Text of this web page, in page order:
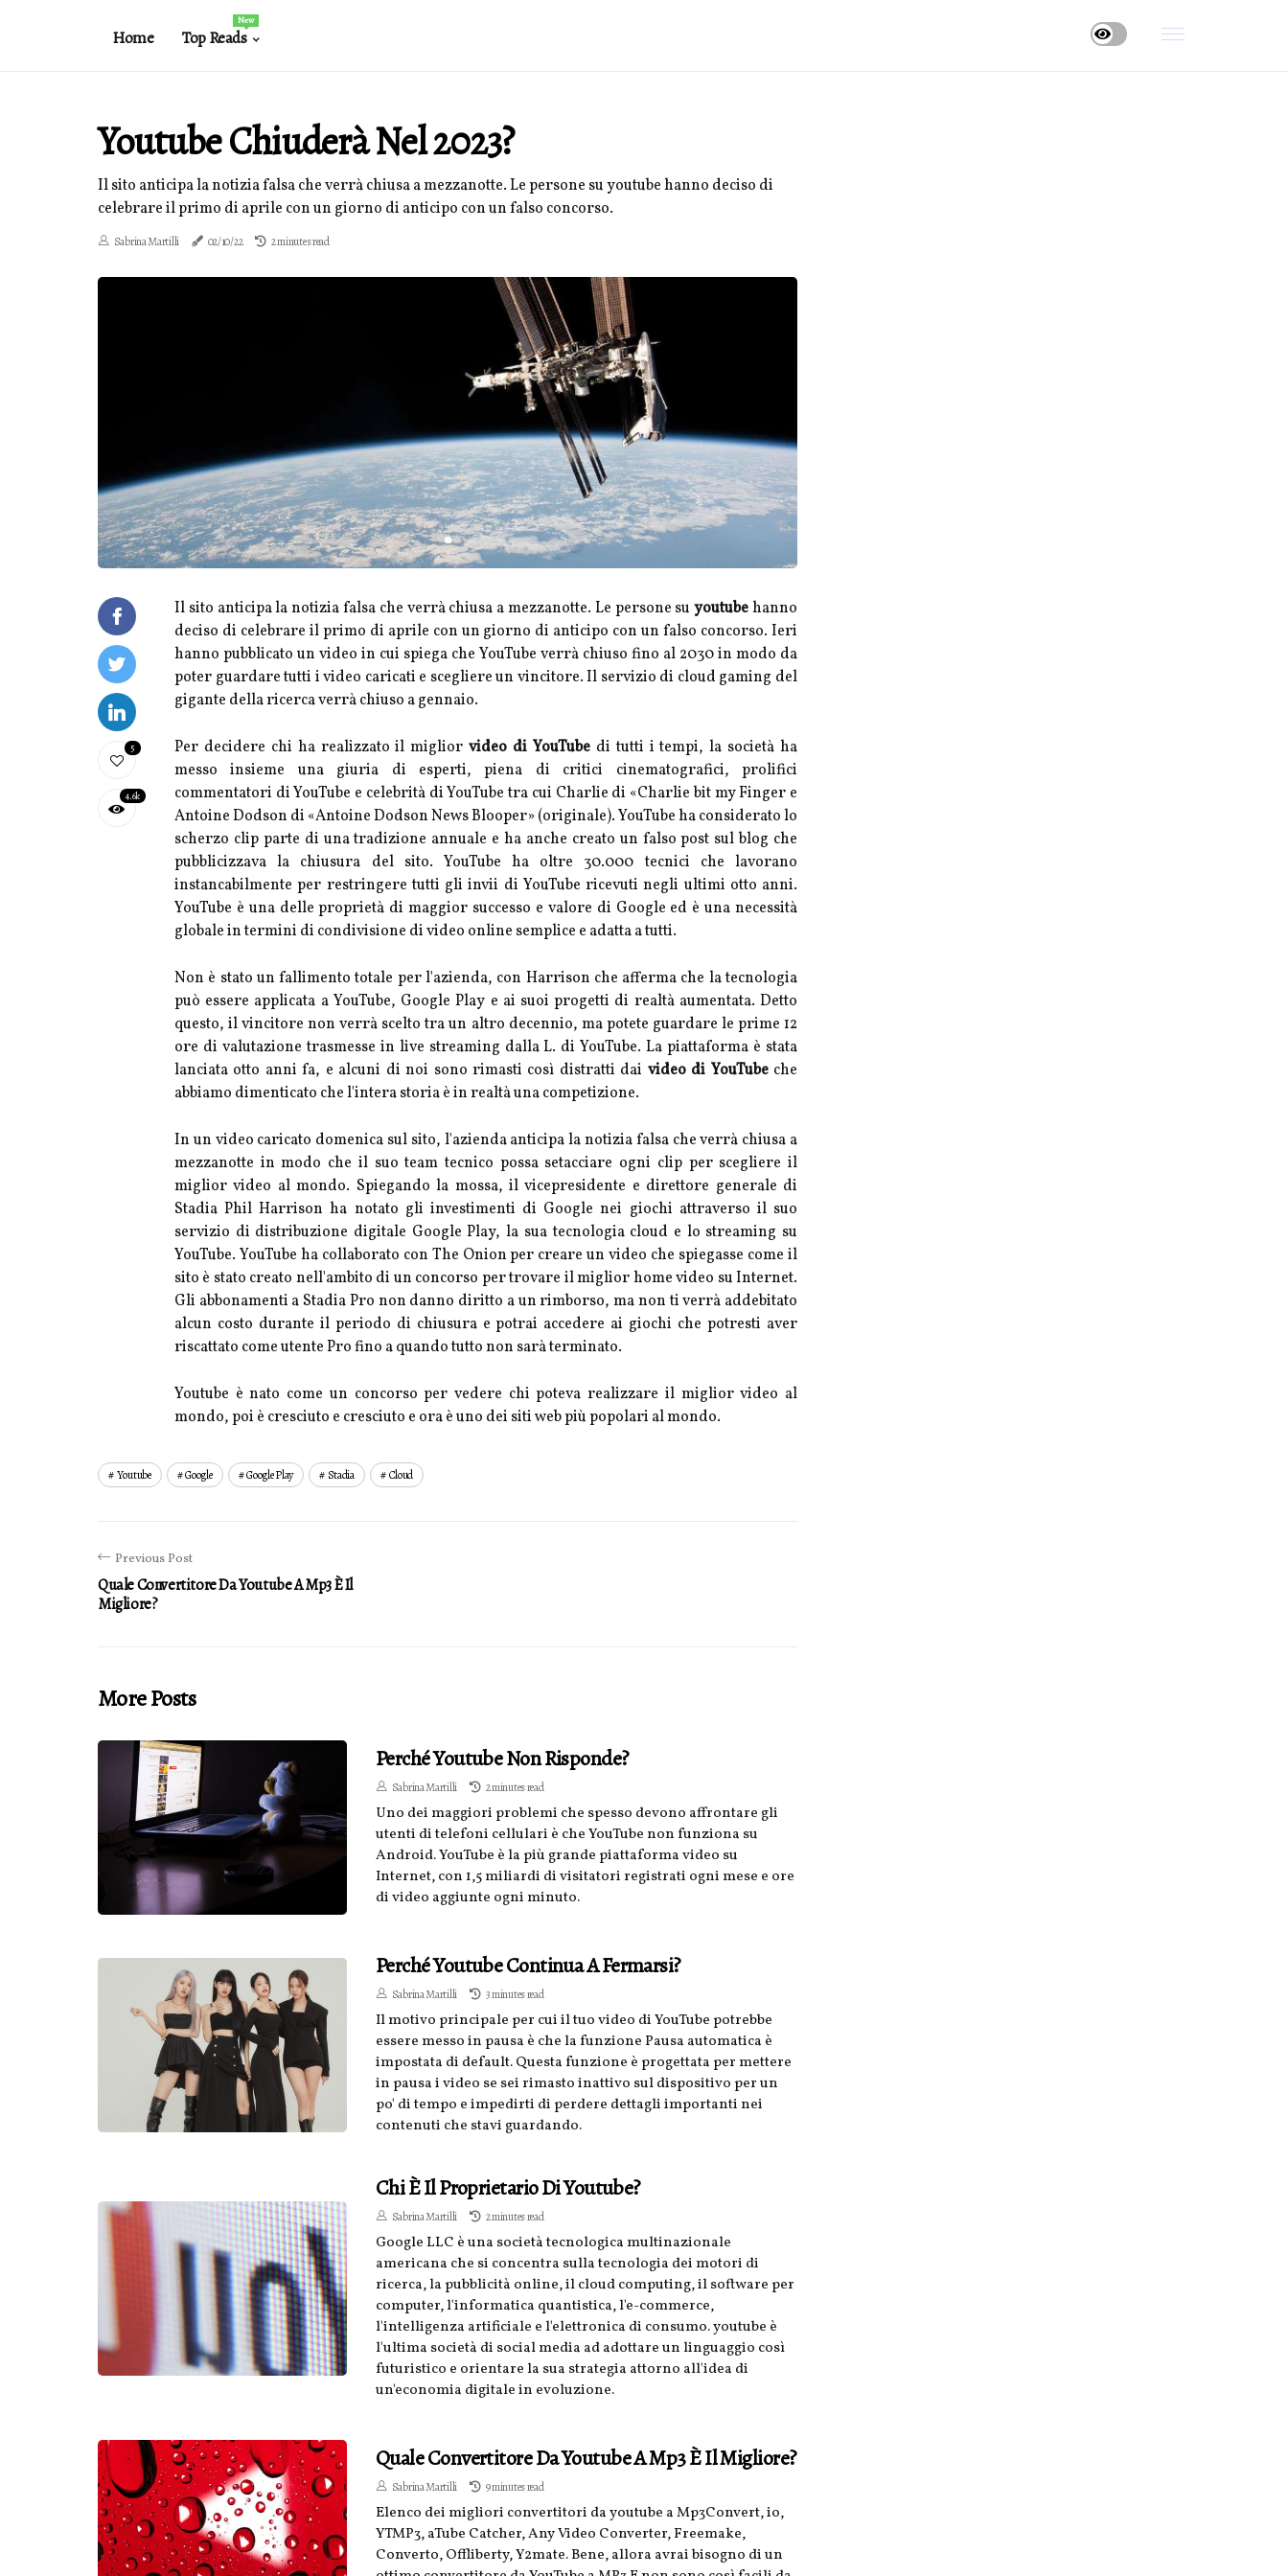
Home Top Reads
New
Youtube Chiuderà Nel 2023?
Il sito anticipa la notizia falsa che verrà chiusa a mezzanotte. Le persone su youtube hanno deciso di
celebrare il primo di aprile con un giorno di anticipo con un falso concorso.
Sabrina Martilli 02/10/22 2 minutes read
5
4.6k
Il sito anticipa la notizia falsa che verrà chiusa a mezzanotte. Le persone suyoutubehanno
deciso di celebrare il primo di aprile con un giorno di anticipo con un falso concorso. Ieri
hanno pubblicato un video in cui spiega che YouTube verrà chiuso fino al 2030 in modo da
poter guardare tutti i video caricati e scegliere un vincitore. Il servizio di cloud gaming del
gigante della ricerca verrà chiuso a gennaio.
Per decidere chi ha realizzato il migliorvideo di YouTubedi tutti i tempi, la società ha
messo insieme una giuria di esperti, piena di critici cinematografici, prolifici
commentatori di YouTube e celebrità di YouTube tra cui Charlie di «Charlie bit my Finger e
Antoine Dodson di «Antoine Dodson News Blooper» (originale). YouTube ha considerato lo
scherzo clip parte di una tradizione annuale e ha anche creato un falso post sul blog che
pubblicizzava la chiusura del sito. YouTube ha oltre 30.000 tecnici che lavorano
instancabilmente per restringere tutti gli invii di YouTube ricevuti negli ultimi otto anni.
YouTube è una delle proprietà di maggior successo e valore di Google ed è una necessità
globale in termini di condivisione di video online semplice e adatta a tutti.
Non è stato un fallimento totale per l'azienda, con Harrison che afferma che la tecnologia
può essere applicata a YouTube, Google Play e ai suoi progetti di realtà aumentata. Detto
questo, il vincitore non verrà scelto tra un altro decennio, ma potete guardare le prime 12
ore di valutazione trasmesse in live streaming dalla L. di YouTube. La piattaforma è stata
lanciata otto anni fa, e alcuni di noi sono rimasti così distratti dai video di YouTubeche
abbiamo dimenticato che l'intera storia è in realtà una competizione.
In un video caricato domenica sul sito, l'azienda anticipa la notizia falsa che verrà chiusa a
mezzanotte in modo che il suo team tecnico possa setacciare ogni clip per scegliere il
miglior video al mondo. Spiegando la mossa, il vicepresidente e direttore generale di
Stadia Phil Harrison ha notato gli investimenti di Google nei giochi attraverso il suo
servizio di distribuzione digitale Google Play, la sua tecnologia cloud e lo streaming su
YouTube. YouTube ha collaborato con The Onion per creare un video che spiegasse come il
sito è stato creato nell'ambito di un concorso per trovare il miglior home video su Internet.
Gli abbonamenti a Stadia Pro non danno diritto a un rimborso, ma non ti verrà addebitato
alcun costo durante il periodo di chiusura e potrai accedere ai giochi che potresti aver
riscattato come utente Pro fino a quando tutto non sarà terminato.
Youtube è nato come un concorso per vedere chi poteva realizzare il miglior video al
mondo, poi è cresciuto e cresciuto e ora è uno dei siti web più popolari al mondo.
Youtube Google Google Play Stadia Cloud
Previous Post
Quale Convertitore Da Youtube A Mp3 È Il
Migliore?
More Posts
Perché Youtube Non Risponde?
Sabrina Martilli 2 minutes read
Uno dei maggiori problemi che spesso devono affrontare gli
utenti di telefoni cellulari è che YouTube non funziona su
Android. YouTube è la più grande piattaforma video su
Internet, con 1,5 miliardi di visitatori registrati ogni mese e ore
di video aggiunte ogni minuto.
Perché Youtube Continua A Fermarsi?
Sabrina Martilli 3 minutes read
Il motivo principale per cui il tuo video di YouTube potrebbe
essere messo in pausa è che la funzione Pausa automatica è
impostata di default. Questa funzione è progettata per mettere
in pausa i video se sei rimasto inattivo sul dispositivo per un
po' di tempo e impedirti di perdere dettagli importanti nei
contenuti che stavi guardando.
Chi È Il Proprietario Di Youtube?
Sabrina Martilli 2 minutes read
Google LLC è una società tecnologica multinazionale
americana che si concentra sulla tecnologia dei motori di
ricerca, la pubblicità online, il cloud computing, il software per
computer, l'informatica quantistica, l'e-commerce,
l'intelligenza artificiale e l'elettronica di consumo. youtube è
l'ultima società di social media ad adottare un linguaggio così
futuristico e orientare la sua strategia attorno all'idea di
un'economia digitale in evoluzione.
Quale Convertitore Da Youtube A Mp3 È Il Migliore?
Sabrina Martilli 9 minutes read
Elenco dei migliori convertitori da youtube a Mp3Convert, io,
YTMP3, aTube Catcher, Any Video Converter, Freemake,
Converto, Offliberty, Y2mate. Bene, allora avrai bisogno di un